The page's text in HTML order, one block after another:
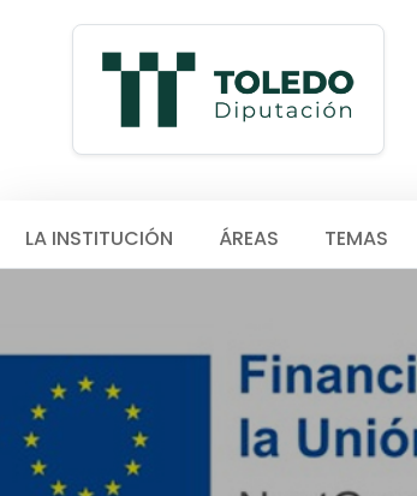
LA INSTITUCIÓN ÁREAS TEMAS